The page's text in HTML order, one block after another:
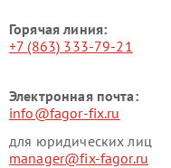
Горячая линия:
+7 (863) 333-79-21
Электронная почта:
info@fagor-fix.ru
для юридических лиц
manager@fix-fagor.ru